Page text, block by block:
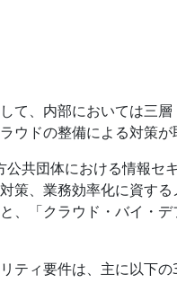
て、内部においては三
ドの整備による対策が
共団体における情報
策、業務効率化に資す
、「クラウド・バイ・
ティ要件は、主に以下